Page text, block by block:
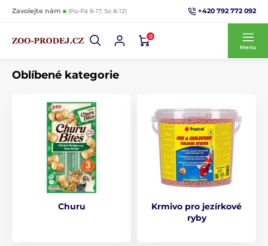
Zavolejte nám (Po-Pá 8-17, So 8-12) +420 792 772 092
0
Menu
Oblíbené kategorie
Churu
Krmivo pro jezírkové
ryby